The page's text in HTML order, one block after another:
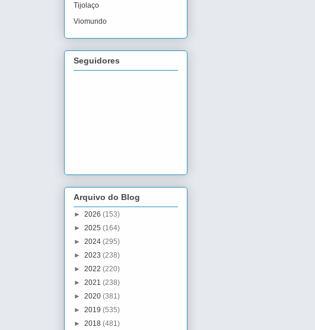
Tijolaço
Viomundo
Seguidores
Arquivo do Blog
► 2026 (153)
► 2025 (164)
► 2024 (295)
► 2023 (238)
► 2022 (220)
► 2021 (238)
► 2020 (381)
► 2019 (535)
► 2018 (481)